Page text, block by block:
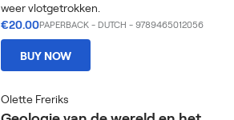
weer vlotgetrokken.
€20.00PAPERBACK - DUTCH - 9789465012056
BUY NOW
Olette Freriks